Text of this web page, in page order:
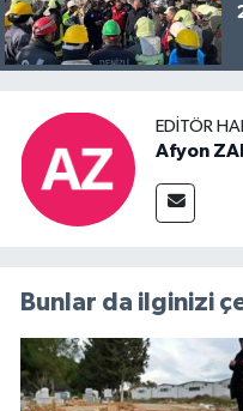
EDITÖR
Afyon
Bunlar da ilginizi